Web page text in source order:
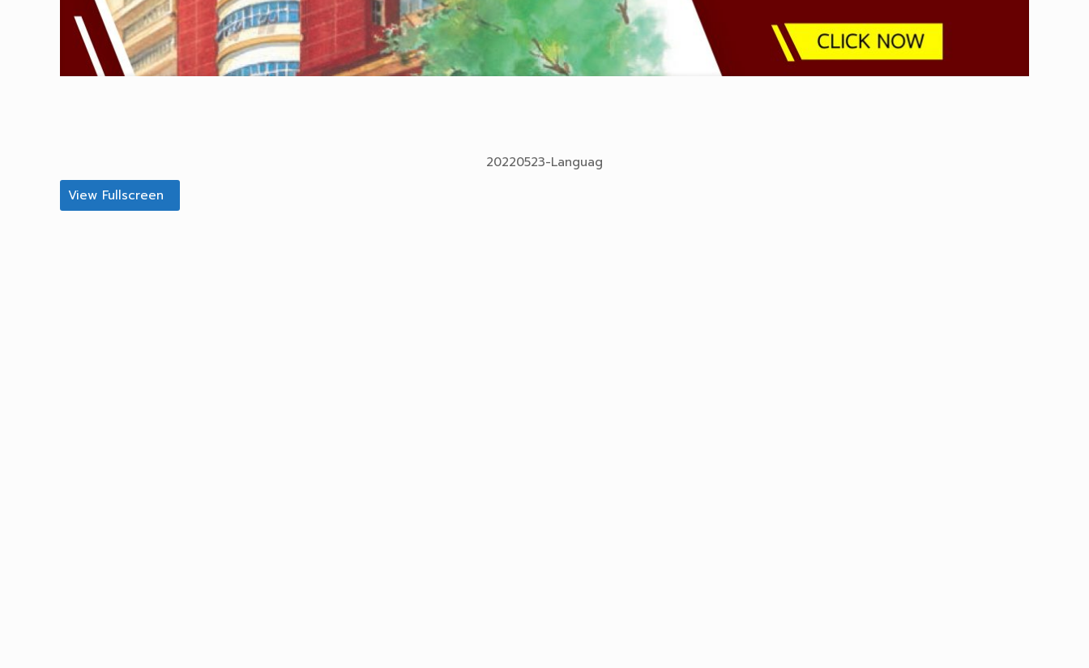
20220523-Languag
View Fullscreen